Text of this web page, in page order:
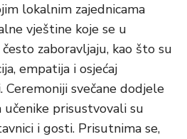
lokalnim zajednicama
vještine koje se u
zaboravljaju, kao što su
empatija i osjećaj
Ceremoniji svečane dodjele
prisustvovali su
i gosti. Prisutnima se,